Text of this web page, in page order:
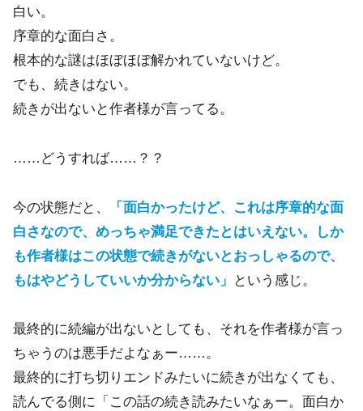
白い。
序章的な面白さ。
根本的な謎はほぼほぼ解かれていないけど。
でも、続きはない。
続きが出ないと作者様が言ってる。
……どうすれば……？？
今の状態だと、
「面白かったけど、これは序章的な面
白さなので、めっちゃ満足できたとはいえない。しか
も作者様はこの状態で続きがないとおっしゃるので、
もはやどうしていいか分からない」
という感じ。
最終的に続編が出ないとしても、それを作者様が言っ
ちゃうのは悪手だよなぁー……。
最終的に打ち切りエンドみたいに続きが出なくても、
読んでる側に「この話の続き読みたいなぁー。面白か